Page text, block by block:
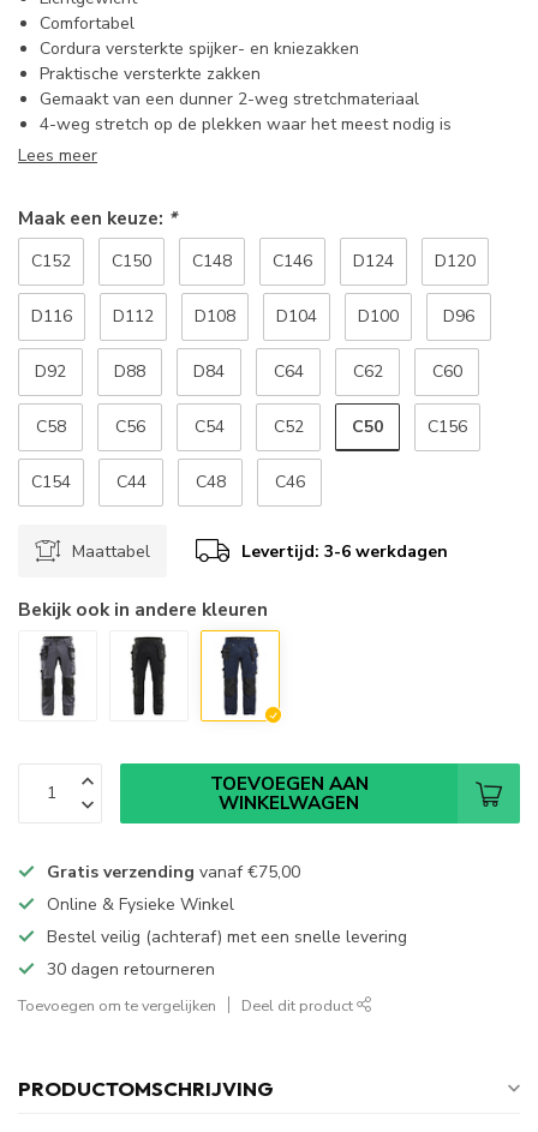
Comfortabel
Cordura versterkte spijker- en kniezakken
Praktische versterkte zakken
Gemaakt van een dunner 2-weg stretchmateriaal
4-weg stretch op de plekken waar het meest nodig is
Lees meer
Maak een keuze: *
C152 C150 C148 C146 D124 D120
D116 D112 D108 D104 D100 D96
D92 D88 D84 C64 C62 C60
C58 C56 C54 C52 C50 C156
C154 C44 C48 C46
Maattabel Levertijd: 3-6 werkdagen
Bekijk ook in andere kleuren
TOEVOEGEN AAN
WINKELWAGEN
Gratis verzending vanaf€75,00
Online & Fysieke Winkel
Bestel veilig (achteraf) met een snelle levering
30 dagen retourneren
Toevoegen om te vergelijken Deel dit product
PRODUCTOMSCHRIJVING